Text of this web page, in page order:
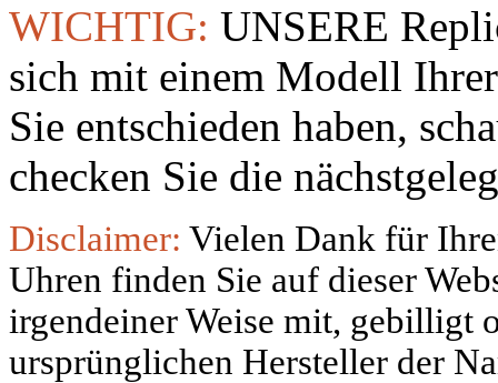
WICHTIG: UNSERE
sich mit einem Modell
Sie entschieden haben,
checken Sie die
Disclaimer: Vielen Dank für
Uhren finden Sie auf dieser
irgendeiner Weise mit, gebilligt
ursprünglichen Hersteller der